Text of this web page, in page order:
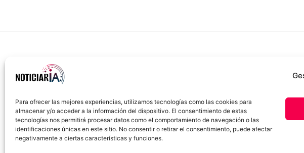
Para ofrecer las mejores experiencias, utilizamos tecnologías como las cookies para
almacenar y/o acceder a la información del dispositivo. El consentimiento de estas
tecnologías nos permitirá procesar datos como el comportamiento de navegación o las
identificaciones únicas en este sitio. No consentir o retirar el consentimiento, puede afectar
negativamente a ciertas características y funciones.
Sobre Nosotros Política de cookies Política de privacidad